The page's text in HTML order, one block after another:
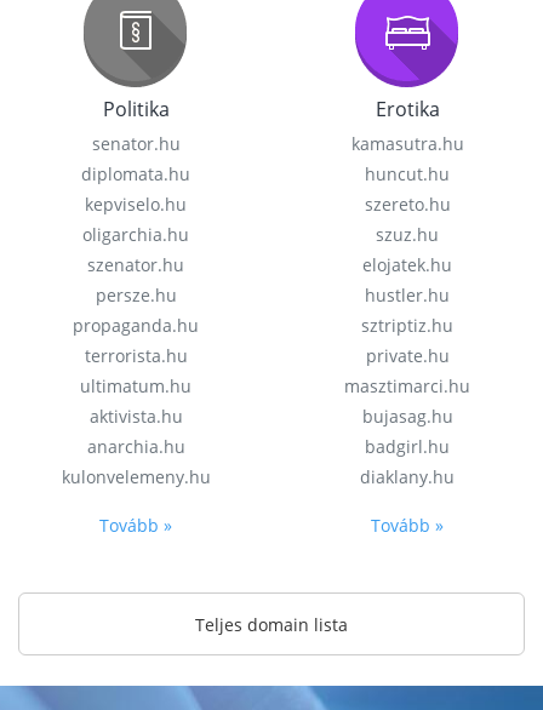
Politika
senator.hu
diplomata.hu
kepviselo.hu
oligarchia.hu
szenator.hu
persze.hu
propaganda.hu
terrorista.hu
ultimatum.hu
aktivista.hu
anarchia.hu
kulonvelemeny.hu
Tovább »
Erotika
kamasutra.hu
huncut.hu
szereto.hu
szuz.hu
elojatek.hu
hustler.hu
sztriptiz.hu
private.hu
masztimarci.hu
bujasag.hu
badgirl.hu
diaklany.hu
Tovább »
Teljes domain lista